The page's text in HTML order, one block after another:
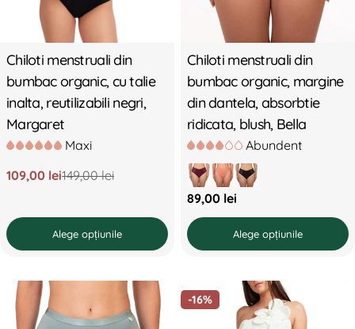
Chiloti menstruali din
bumbac organic, cu talie
inalta, reutilizabili negri,
Margaret
Maxi
Preț
109,00 lei
Preț
149,00 lei
Alege opțiunile
Chiloti menstruali din
bumbac organic, margine
din dantela, absorbtie
ridicata, blush, Bella
Abundent
Preț
standard
89,00 lei
Alege opțiunile
-16%